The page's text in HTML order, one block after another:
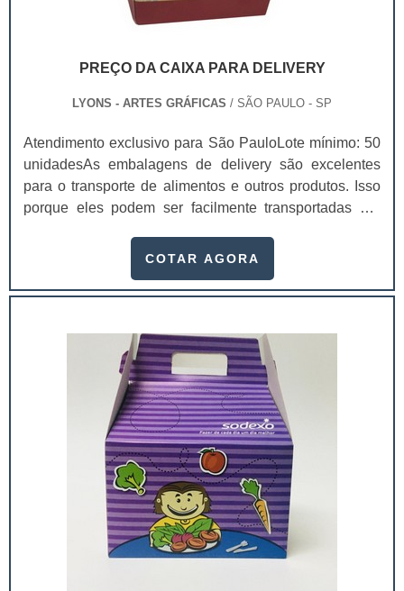
PREÇO DA CAIXA PARA DELIVERY
LYONS - ARTES GRÁFICAS / SÃO PAULO - SP
Atendimento exclusivo para São PauloLote mínimo: 50
unidadesAs embalagens de delivery são excelentes
para o transporte de alimentos e outros produtos. Isso
porque eles podem ser facilmente transportadas por
de forma ágil e rápida. Existem diversas caixas e
qualidade, pesquise o preço da caixa para delivery e
COTAR AGORA